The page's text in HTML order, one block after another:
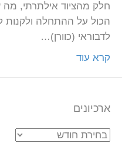
חלק מהציוד אילתרתי, מה
הכול על ההתחלה ולקנות
לדבוראי (כוורן)…
קרא עוד
ארכיונים
ארכיונים